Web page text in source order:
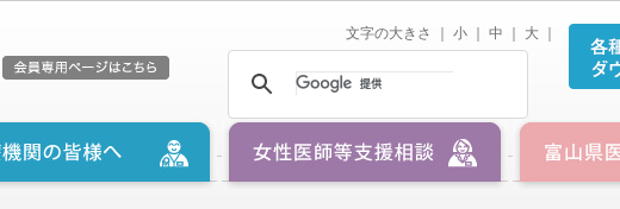
文字の大きさ ｜ 小 中 大